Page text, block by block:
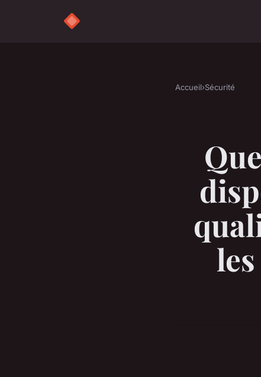
Accueil›Sécurité